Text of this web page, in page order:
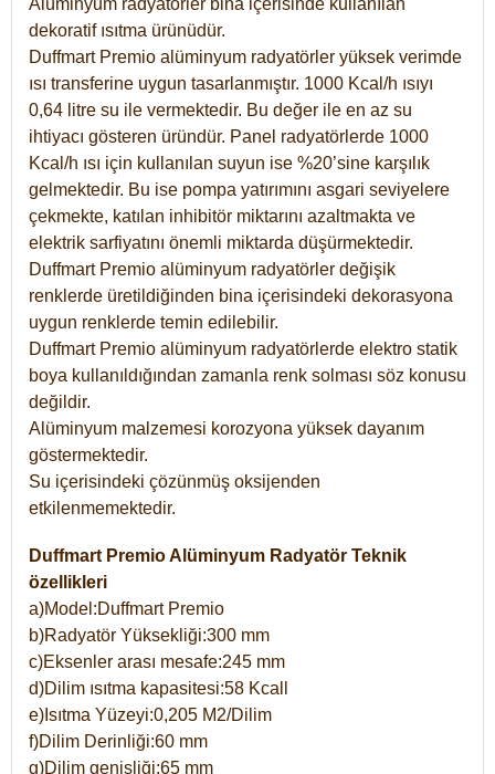
Alüminyum radyatörler bina içerisinde kullanılan
dekoratif ısıtma ürünüdür.
Duffmart Premio alüminyum radyatörler yüksek verimde
ısı transferine uygun tasarlanmıştır. 1000 Kcal/h ısıyı
0,64 litre su ile vermektedir. Bu değer ile en az su
ihtiyacı gösteren üründür. Panel radyatörlerde 1000
Kcal/h ısı için kullanılan suyun ise %20’sine karşılık
gelmektedir. Bu ise pompa yatırımını asgari seviyelere
çekmekte, katılan inhibitör miktarını azaltmakta ve
elektrik sarfiyatını önemli miktarda düşürmektedir.
Duffmart Premio alüminyum radyatörler değişik
renklerde üretildiğinden bina içerisindeki dekorasyona
uygun renklerde temin edilebilir.
Duffmart Premio alüminyum radyatörlerde elektro statik
boya kullanıldığından zamanla renk solması söz konusu
değildir.
Alüminyum malzemesi korozyona yüksek dayanım
göstermektedir.
Su içerisindeki çözünmüş oksijenden
etkilenmemektedir.
Duffmart Premio Alüminyum Radyatör Teknik
özellikleri
a)Model:Duffmart Premio
b)Radyatör Yüksekliği:300 mm
c)Eksenler arası mesafe:245 mm
d)Dilim ısıtma kapasitesi:58 Kcall
e)Isıtma Yüzeyi:0,205 M2/Dilim
f)Dilim Derinliği:60 mm
g)Dilim genişliği:65 mm